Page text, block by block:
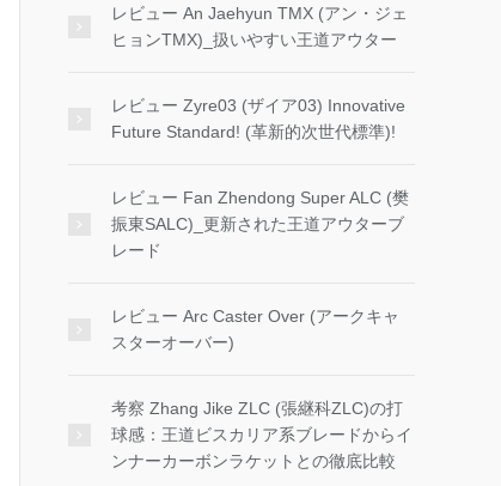
レビュー An Jaehyun TMX (アン・ジェ
ヒョンTMX)_扱いやすい王道アウター
レビュー Zyre03 (ザイア03) Innovative
Future Standard! (革新的次世代標準)!
レビュー Fan Zhendong Super ALC (樊
振東SALC)_更新された王道アウターブ
レード
レビュー Arc Caster Over (アークキャ
スターオーバー)
考察 Zhang Jike ZLC (張継科ZLC)の打
球感：王道ビスカリア系ブレードからイ
ンナーカーボンラケットとの徹底比較